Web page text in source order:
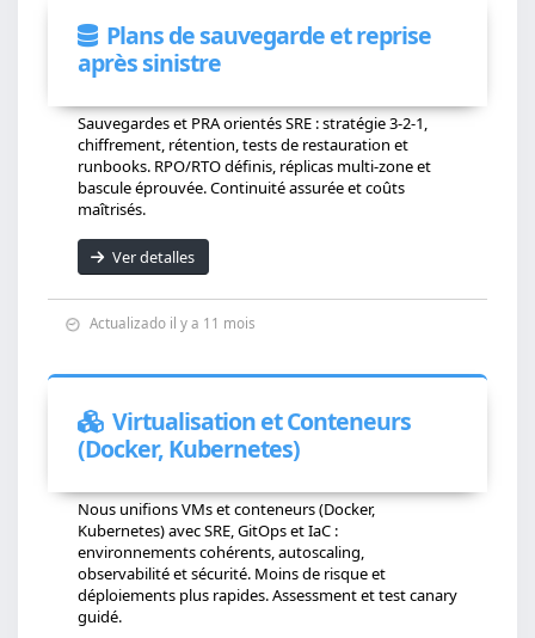
Plans de sauvegarde et reprise
après sinistre
Sauvegardes et PRA orientés SRE : stratégie 3-2-1,
chiffrement, rétention, tests de restauration et
runbooks. RPO/RTO définis, réplicas multi-zone et
bascule éprouvée. Continuité assurée et coûts
maîtrisés.
Ver detalles
Actualizado il y a 11 mois
Virtualisation et Conteneurs
(Docker, Kubernetes)
Nous unifions VMs et conteneurs (Docker,
Kubernetes) avec SRE, GitOps et IaC :
environnements cohérents, autoscaling,
observabilité et sécurité. Moins de risque et
déploiements plus rapides. Assessment et test canary
guidé.